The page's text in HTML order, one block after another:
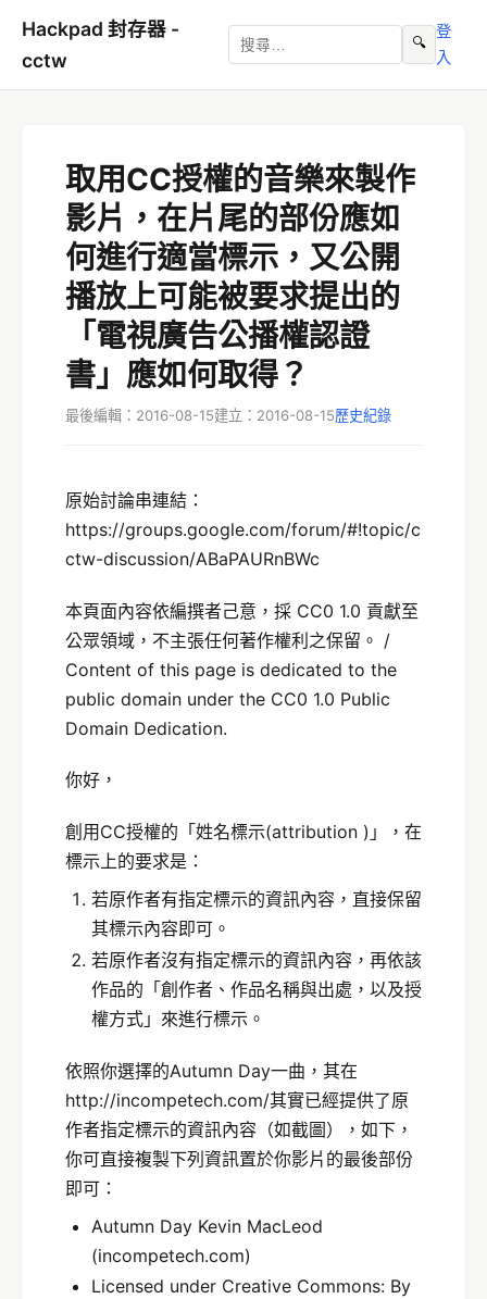
Hackpad 封存器 -
cctw
🔍
登
入
取用CC授權的音樂來製作
影片，在片尾的部份應如
何進行適當標示，又公開
播放上可能被要求提出的
「電視廣告公播權認證
書」應如何取得？
最後編輯：2016-08-15建立：2016-08-15歷史紀錄
原始討論串連結：
https://groups.google.com/forum/#!topic/c
ctw-discussion/ABaPAURnBWc
本頁面內容依編撰者己意，採 CC0 1.0 貢獻至
公眾領域，不主張任何著作權利之保留。 /
Content of this page is dedicated to the
public domain under the CC0 1.0 Public
Domain Dedication.
你好，
創用CC授權的「姓名標示(attribution )」，在
標示上的要求是：
若原作者有指定標示的資訊內容，直接保留
其標示內容即可。
若原作者沒有指定標示的資訊內容，再依該
作品的「創作者、作品名稱與出處，以及授
權方式」來進行標示。
依照你選擇的Autumn Day一曲，其在
http://incompetech.com/其實已經提供了原
作者指定標示的資訊內容（如截圖），如下，
你可直接複製下列資訊置於你影片的最後部份
即可：
Autumn Day Kevin MacLeod
(incompetech.com)
Licensed under Creative Commons: By